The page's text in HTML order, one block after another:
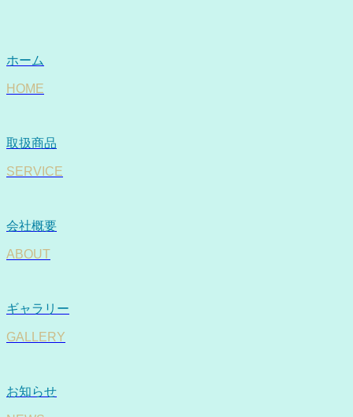
ホーム
HOME
取扱商品
SERVICE
会社概要
ABOUT
ギャラリー
GALLERY
お知らせ